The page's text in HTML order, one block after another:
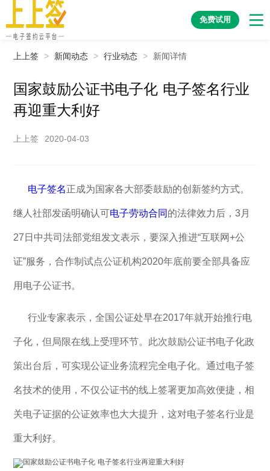
免费试用
上上签 > 新闻动态 > 行业动态 > 新闻详情
国家鼓励公证书电子化 电子签名行业
再迎重大利好
上上签 2020-04-03
电子签名正成为国家各大部委鼓励的创新签约方式。
继人社部发函明确认可电子劳动合同 的法律效力后，3月
27日中共司法部党组发文表示，要深入推进“互联网+公
证”服务，合作制试点公证机构2020年底前要全部具备应
用电子公证书。
行业专家表示，全国公证处早在2017年就开始推行电
子化，但局限在线上受理环节。此次鼓励公证书电子化政
策出台后，可实现公证业务流程完全电子化。通过电子签
名技术的使用，不仅公证书的线上签署更加高效便捷，相
关电子证据的公证效率也大大提升，这对电子签名行业是
重大利好。